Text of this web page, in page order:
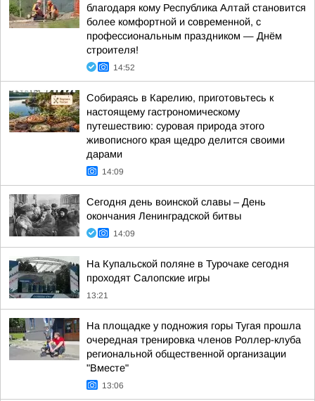
благодаря кому Республика Алтай становится
более комфортной и современной, с
профессиональным праздником — Днём
строителя!
14:52
Собираясь в Карелию, приготовьтесь к
настоящему гастрономическому
путешествию: суровая природа этого
живописного края щедро делится своими
дарами
14:09
Сегодня день воинской славы – День
окончания Ленинградской битвы
14:09
На Купальской поляне в Турочаке сегодня
проходят Салопские игры
13:21
На площадке у подножия горы Тугая прошла
очередная тренировка членов Роллер-клуба
региональной общественной организации
"Вместе"
13:06